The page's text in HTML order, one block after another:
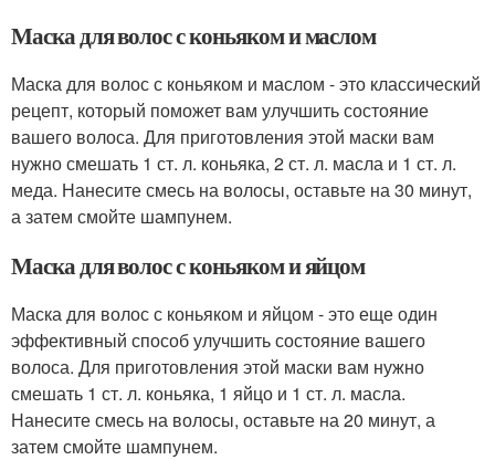
Маска для волос с коньяком и маслом
Маска для волос с коньяком и маслом - это классический
рецепт, который поможет вам улучшить состояние
вашего волоса. Для приготовления этой маски вам
нужно смешать 1 ст. л. коньяка, 2 ст. л. масла и 1 ст. л.
меда. Нанесите смесь на волосы, оставьте на 30 минут,
а затем смойте шампунем.
Маска для волос с коньяком и яйцом
Маска для волос с коньяком и яйцом - это еще один
эффективный способ улучшить состояние вашего
волоса. Для приготовления этой маски вам нужно
смешать 1 ст. л. коньяка, 1 яйцо и 1 ст. л. масла.
Нанесите смесь на волосы, оставьте на 20 минут, а
затем смойте шампунем.